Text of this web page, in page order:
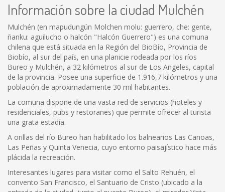
Información sobre la ciudad Mulchén
Mulchén (en mapudungún Molchen molu: guerrero, che: gente,
ñanku: aguilucho o halcón "Halcón Guerrero") es una comuna
chilena que está situada en la Región del BioBío, Provincia de
Biobío, al sur del país, en una planicie rodeada por los ríos
Bureo y Mulchén, a 32 kilómetros al sur de Los Angeles, capital
de la provincia. Posee una superficie de 1.916,7 kilómetros y una
población de aproximadamente 30 mil habitantes.
La comuna dispone de una vasta red de servicios (hoteles y
residenciales, pubs y restoranes) que permite ofrecer al turista
una grata estadía.
A orillas del río Bureo han habilitado los balnearios Las Canoas,
Las Peñas y Quinta Venecia, cuyo entorno paisajístico hace más
plácida la recreación.
Interesantes lugares para visitar como el Salto Rehuén, el
convento San Francisco, el Santuario de Cristo (ubicado a la